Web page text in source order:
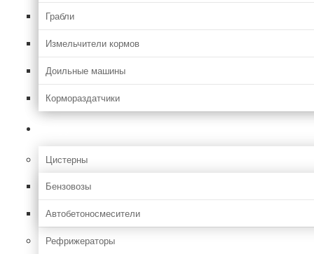
Грабли
Измельчители кормов
Доильные машины
Кормораздатчики
Цистерны
Бензовозы
Автобетоносмесители
Рефрижераторы